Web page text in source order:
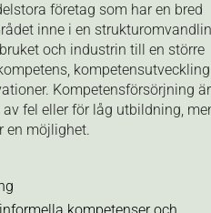
företag som har en bred
inne i en
och industrin till en större
Kompetensförsörjning
fel eller för låg utbildning,
en möjlighet.